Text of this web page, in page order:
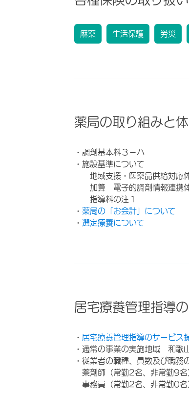
麻薬 生活保護 労災
薬局の取り組みと体
・調剤基本料３－ハ
・施設基準について
地域支援・医薬品供給対
加算 電子的調剤情報連携
指導料の注１
・ 薬局の「お会計」について
・ 選定療養について
居宅療養管理指導
・ 居宅療養管理指導のサービス
・通常の事業の実施地域 和歌
・従業者の職種、員数及び職務
薬剤師（常勤2名、非常勤9名
事務員（常勤2名、非常勤0名